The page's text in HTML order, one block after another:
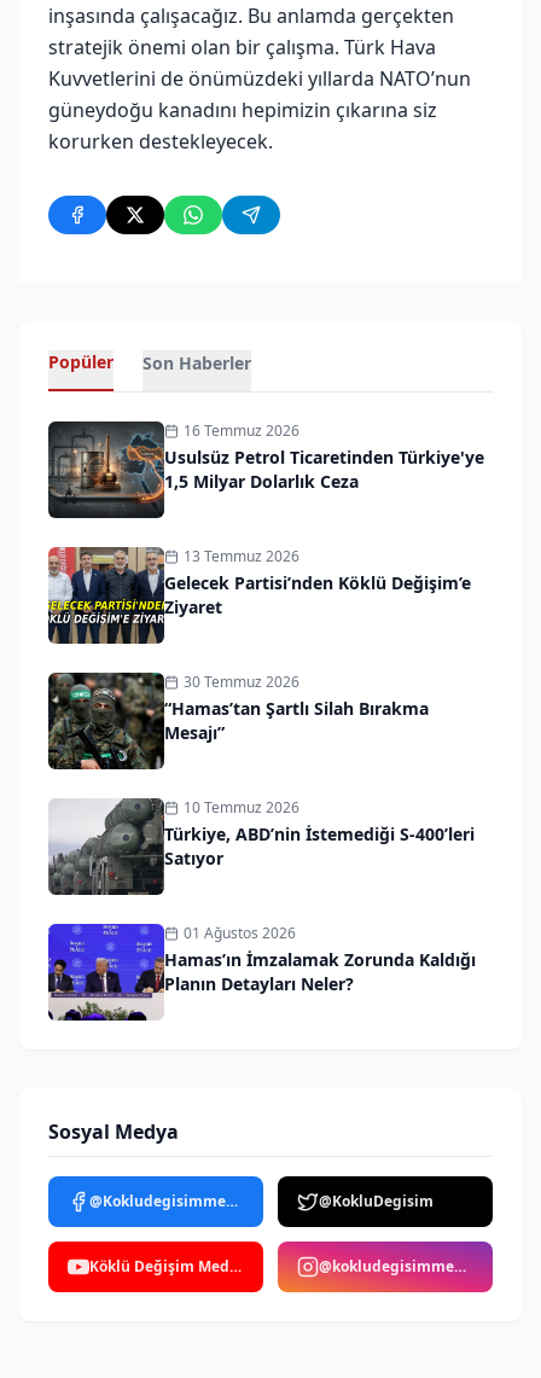
inşasında çalışacağız. Bu anlamda gerçekten
stratejik önemi olan bir çalışma. Türk Hava
Kuvvetlerini de önümüzdeki yıllarda NATO’nun
güneydoğu kanadını hepimizin çıkarına siz
korurken destekleyecek.
Popüler Son Haberler
16 Temmuz 2026
Usulsüz Petrol Ticaretinden Türkiye'ye
1,5 Milyar Dolarlık Ceza
13 Temmuz 2026
Gelecek Partisi’nden Köklü Değişim’e
Ziyaret
30 Temmuz 2026
“Hamas’tan Şartlı Silah Bırakma
Mesajı”
10 Temmuz 2026
Türkiye, ABD’nin İstemediği S-400’leri
Satıyor
01 Ağustos 2026
Hamas’ın İmzalamak Zorunda Kaldığı
Planın Detayları Neler?
Sosyal Medya
@Kokludegisimmedya @KokluDegisim
Köklü Değişim Medya @kokludegisimmedya